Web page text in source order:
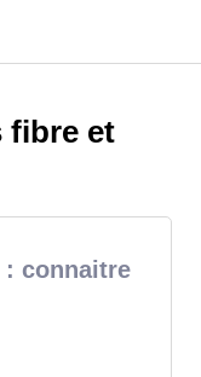
fibre et
: connaitre